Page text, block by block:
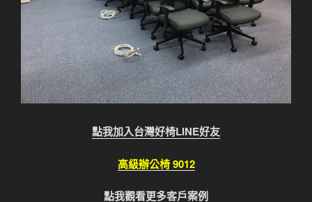
點我加入台灣好椅LINE好友
高級辦公椅 9012
點我觀看更多客戶案例